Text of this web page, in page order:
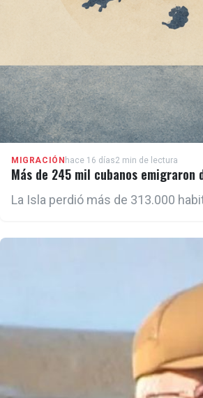
MIGRACIÓN hace 16 días2 min de lectura
Más de 245 mil cubanos
La Isla perdió más de 313.000